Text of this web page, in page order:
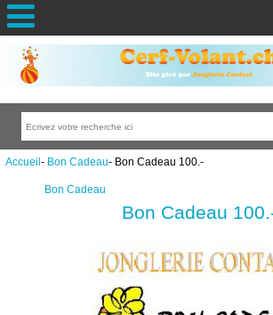
Accueil- Bon Cadeau- Bon Cadeau 100.-
Bon Cadeau
Bon Cadeau